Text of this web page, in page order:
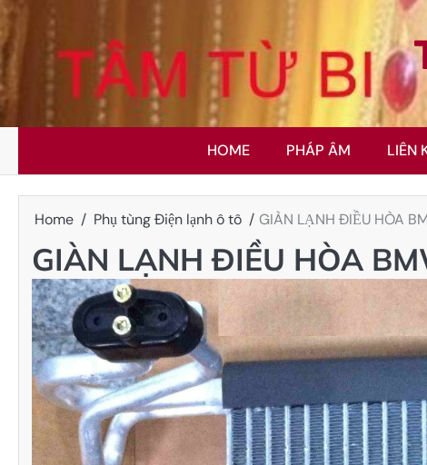
Skip
to
content
HOME PHÁP ÂM LIÊN
Home Phụ tùng Điện lạnh ô tô GIÀN LẠNH ĐIỀU HÒA
GIÀN LẠNH ĐIỀU HÒA